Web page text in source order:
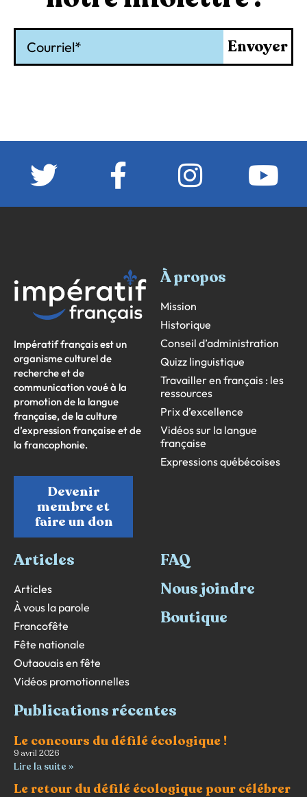
Envoyer
Impératif français est un
organisme culturel de
recherche et de
communication voué à la
promotion de la langue
française, de la culture
d’expression française et de
la francophonie.
Devenir
membre et
faire un don
À propos
Mission
Historique
Conseil d’administration
Quizz linguistique
Travailler en français : les
ressources
Prix d’excellence
Vidéos sur la langue
française
Expressions québécoises
Articles
Articles
À vous la parole
Francofête
Fête nationale
Outaouais en fête
Vidéos promotionnelles
FAQ
Nous joindre
Boutique
Publications récentes
Le concours du défilé écologique !
9 avril 2026
Lire la suite »
Le retour du défilé écologique pour célébrer